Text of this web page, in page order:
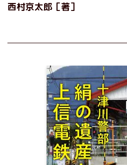
西村京太郎［著］